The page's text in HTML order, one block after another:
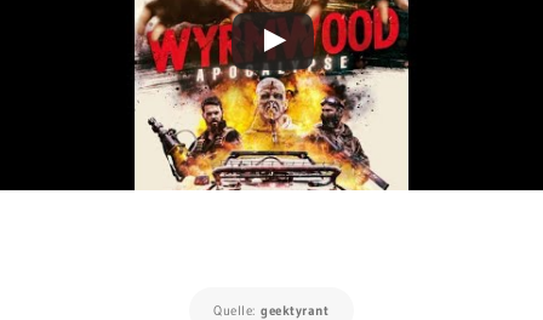
Quelle: geektyrant